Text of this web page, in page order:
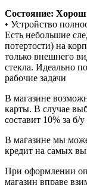
Состояние:
• Устройство
Есть небольшие
потертости) на
только внешнего
стекла. Идеально
рабочие задачи
В магазине
карты. В случае
составит 10% за б/
В магазине мы
кредит на самых
При оформлении
магазин вправе